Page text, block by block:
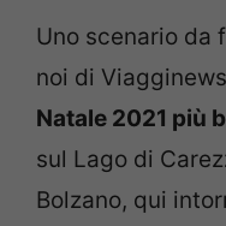
Uno scenario da
noi di
Natale 2021 più
sul Lago di
Bolzano, qui